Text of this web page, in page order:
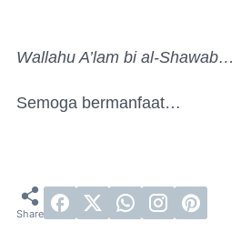
Wallahu A’lam bi al-Shawab…
Semoga bermanfaat…